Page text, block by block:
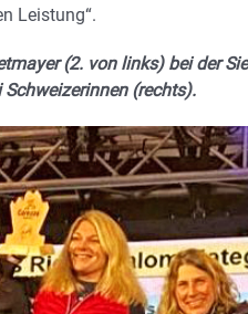
Leistung“.
(2. von links) bei der
(rechts).